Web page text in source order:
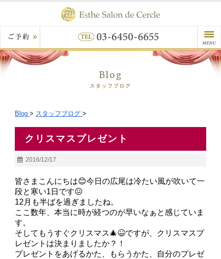
Blog
スタッフブログ
Blog > スタッフブログ >
クリスマスプレゼント
2016/12/17
皆さまこんにちは😊今日の広尾は冷たい風が吹いて一
段と寒い1日です😖
12月も半ばを過ぎましたね。
ここ数年、本当に時が経つのが早いなぁと感じていま
す。
そしてもうすぐクリスマス🎄😆ですが、クリスマスプ
レゼントは決まりましたか？！
プレゼントをあげるかた、もらうかた、自分のプレゼ